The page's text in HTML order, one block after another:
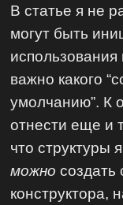
В статье я не
могут быть
использования
важно какого
умолчанию”. К
отнести еще и
что структуры
можно создать
конструктора,